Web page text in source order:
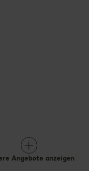
Angebote anzeigen